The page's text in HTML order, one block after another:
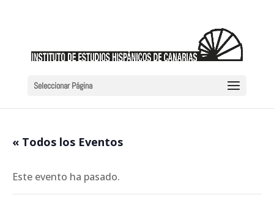
Seleccionar Página
« Todos los Eventos
Este evento ha pasado.